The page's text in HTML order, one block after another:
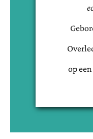
op